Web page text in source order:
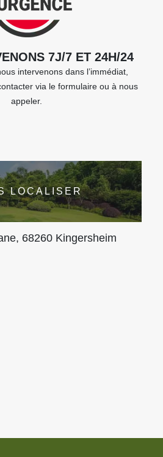
7J/7 ET 24H/24
intervenons dans l’immédiat,
via le formulaire ou à nous
appeler.
LOCALISER
68260 Kingersheim